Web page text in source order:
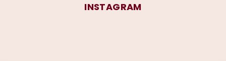
INSTAGRAM